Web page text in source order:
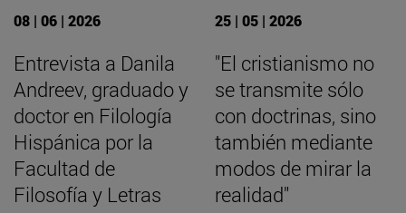
08 | 06 | 2026
Entrevista a Danila
Andreev, graduado y
doctor en Filología
Hispánica por la
Facultad de
Filosofía y Letras
25 | 05 | 2026
"El cristianismo no
se transmite sólo
con doctrinas, sino
también mediante
modos de mirar la
realidad"